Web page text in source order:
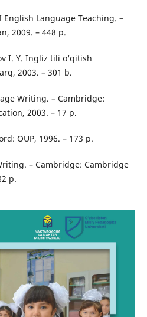
English Language Teaching. –
2009. – 448 p.
I. Y. Ingliz tili o‘qitish
2003. – 301 b.
Writing. – Cambridge:
2003. – 17 p.
OUP, 1996. – 173 p.
– Cambridge: Cambridge
p.